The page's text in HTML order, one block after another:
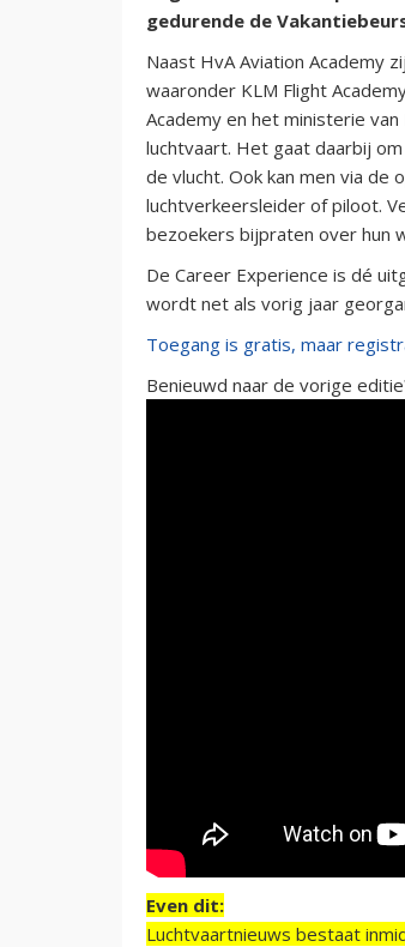
gedurende de
Naast HvA Aviation Academy
waaronder KLM Flight
Academy en het ministerie
luchtvaart. Het gaat daarbij
de vlucht. Ook kan men via
luchtverkeersleider of piloot.
bezoekers bijpraten over hun
De Career Experience is dé
wordt net als vorig jaar
Toegang is gratis, maar
Benieuwd naar de vorige
Even dit:
Luchtvaartnieuws bestaat